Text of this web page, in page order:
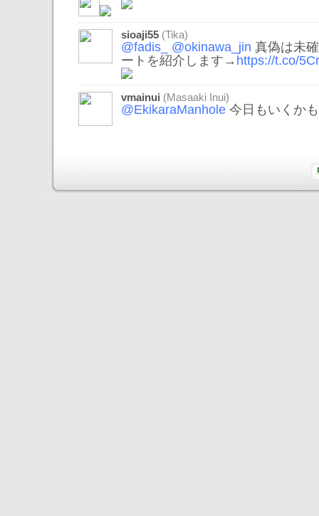
sioaji55 (Tika)
@fadis_ @okinawa_jin 真偽は未
ートを紹介します→ https://t.co/
vmainui (Masaaki Inui)
@EkikaraManhole 今日もいくかも